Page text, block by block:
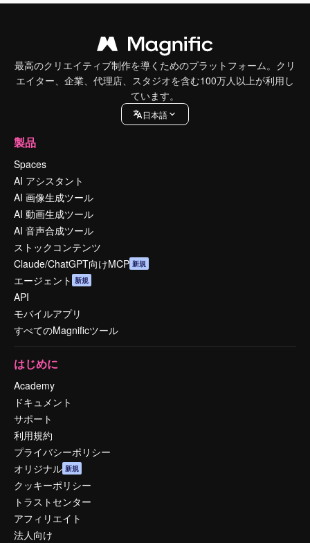
最高のクリエイティブ制作を導くためのプラットフォーム。クリ
エイター、企業、代理店、スタジオを含む100万人以上が利用し
ています。
日本語
製品
Spaces
AI アシスタント
AI 画像生成ツール
AI 動画生成ツール
AI 音声合成ツール
ストックコンテンツ
Claude/ChatGPT向けMCP 新規
エージェント 新規
API
モバイルアプリ
すべてのMagnificツール
はじめに
Academy
ドキュメント
サポート
利用規約
プライバシーポリシー
オリジナル 新規
クッキーポリシー
トラストセンター
アフィリエイト
法人向け